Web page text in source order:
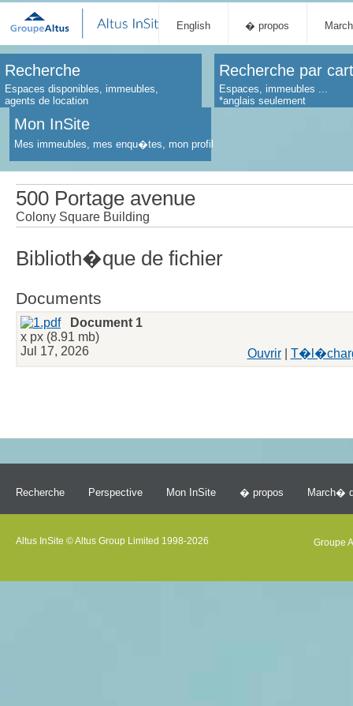
English � propos
Recherche
Espaces disponibles, immeubles,
agents de location
Recherche par
Espaces, immeubles ...
*anglais seulement
Mon InSite
Mes immeubles, mes enqu�tes, mon profil
500 Portage avenue
Colony Square Building
Biblioth�que de fichier
Documents
Document 1
x px (8.91 mb)
Jul 17, 2026
Ouvrir|
Recherche Perspective Mon InSite � propos March�
Altus InSite © Altus Group Limited 1998-2026 Groupe